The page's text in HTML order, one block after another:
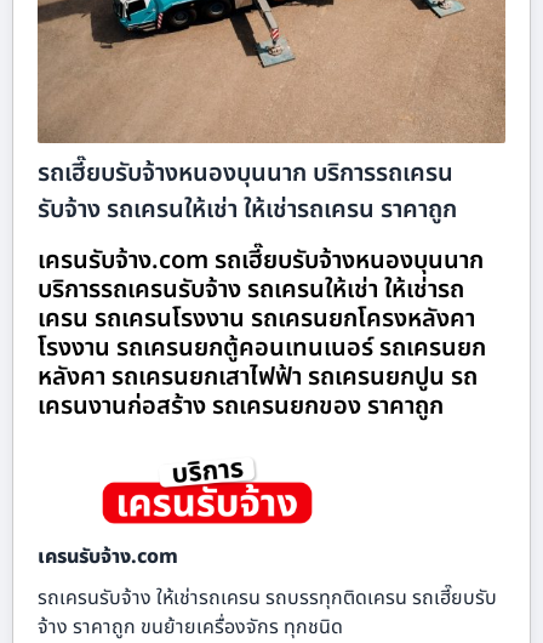
รถเฮี๊ยบรับจ้างหนองบุนนาก บริการรถเครน
รับจ้าง รถเครนให้เช่า ให้เช่ารถเครน ราคาถูก
เครนรับจ้าง.com รถเฮี๊ยบรับจ้างหนองบุนนาก
บริการรถเครนรับจ้าง รถเครนให้เช่า ให้เช่ารถ
เครน รถเครนโรงงาน รถเครนยกโครงหลังคา
โรงงาน รถเครนยกตู้คอนเทนเนอร์ รถเครนยก
หลังคา รถเครนยกเสาไฟฟ้า รถเครนยกปูน รถ
เครนงานก่อสร้าง รถเครนยกของ ราคาถูก
เครนรับจ้าง.com
รถเครนรับจ้าง ให้เช่ารถเครน รถบรรทุกติดเครน รถเฮี๊ยบรับ
จ้าง ราคาถูก ขนย้ายเครื่องจักร ทุกชนิด